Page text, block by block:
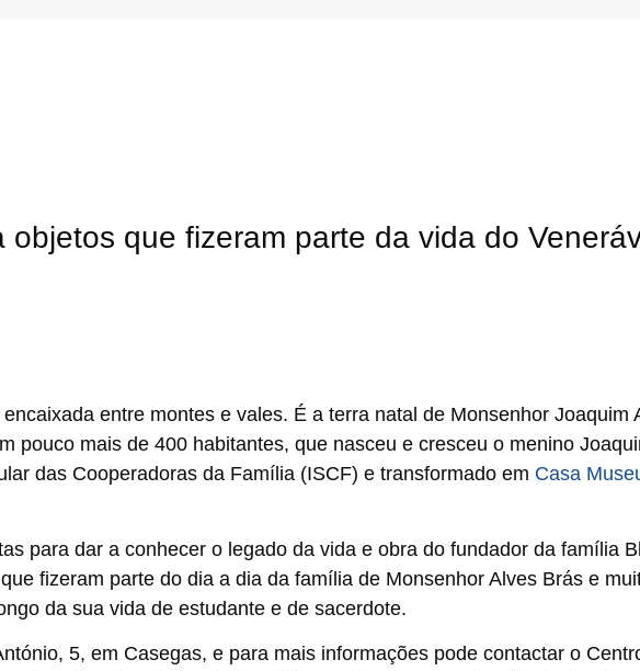
objetos que fizeram parte da vida do
entre montes e vales. É a terra natal de Monsenhor Joaquim
pouco mais de 400 habitantes, que nasceu e cresceu o menino
das Cooperadoras da Família (ISCF) e transformado em Casa
para dar a conhecer o legado da vida e obra do fundador da família
fizeram parte do dia a dia da família de Monsenhor Alves Brás e
da sua vida de estudante e de sacerdote.
5, em Casegas, e para mais informações pode contactar o